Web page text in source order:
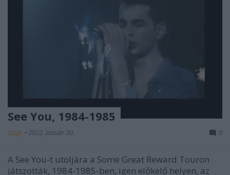
See You, 1984-1985
Szigi. • 2022. január 30. 0
A See You-t utoljára a Some Great Reward Touron
játszották, 1984-1985-ben, igen előkelő helyen, az